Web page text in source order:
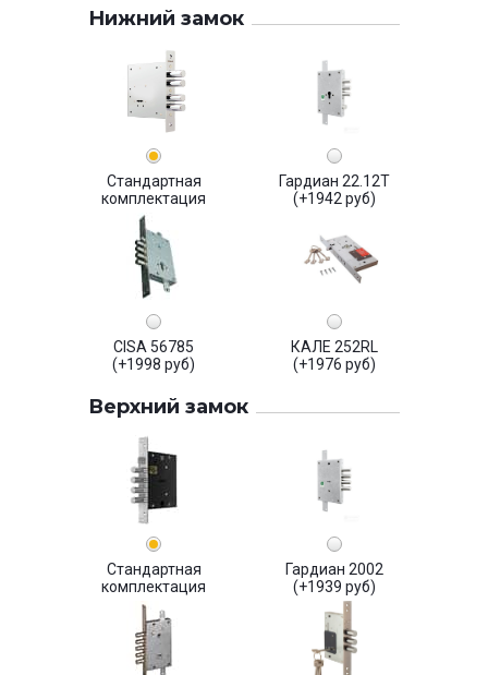
Нижний замок
Стандартная
комплектация
Гардиан 22.12Т
(+1942 руб)
CISA 56785
(+1998 руб)
КАЛЕ 252RL
(+1976 руб)
Верхний замок
Стандартная
комплектация
Гардиан 2002
(+1939 руб)